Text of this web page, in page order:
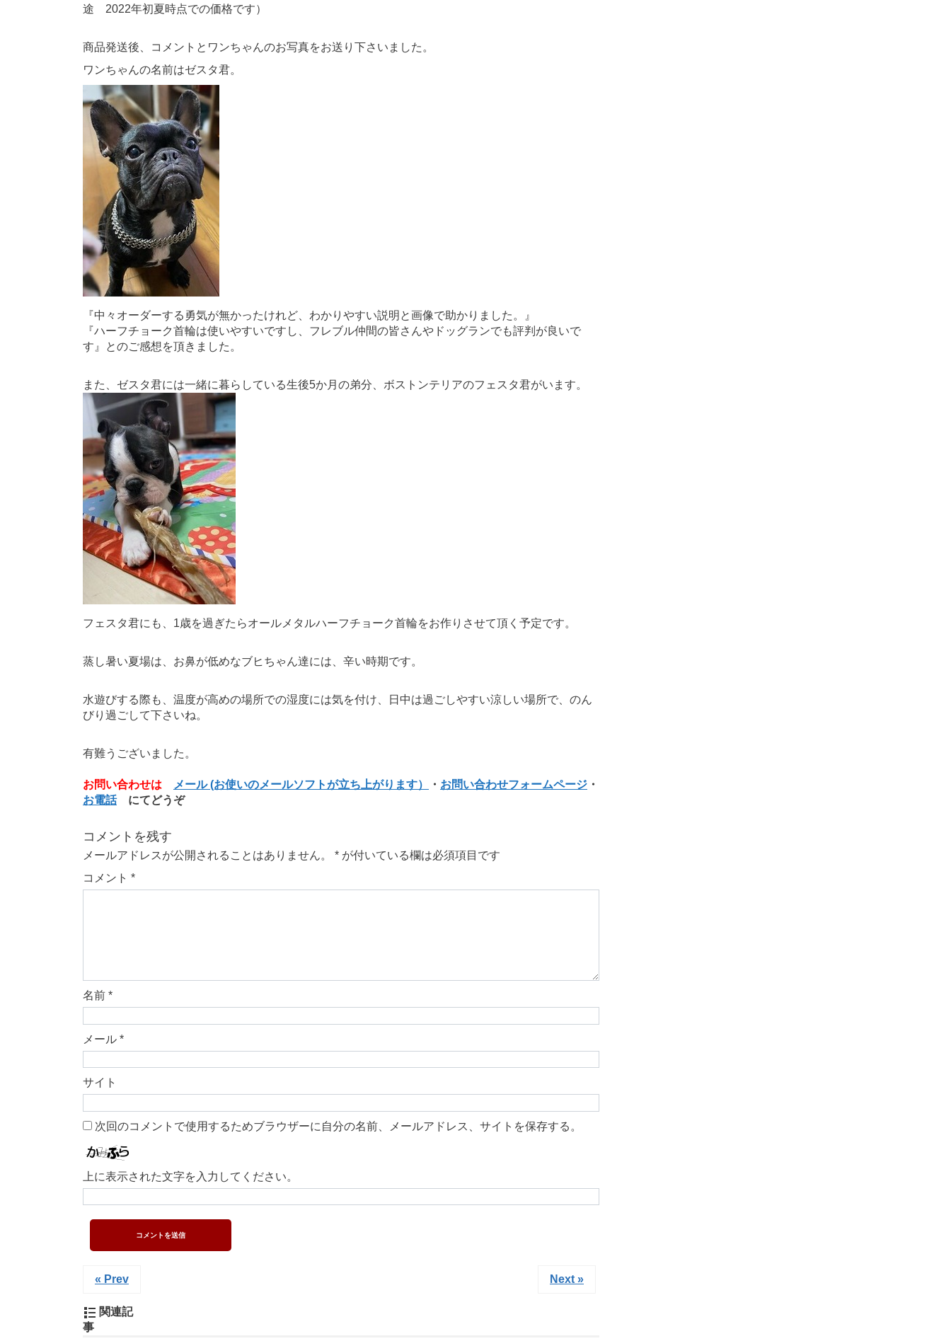
途 2022年初夏時点での価格です）
商品発送後、コメントとワンちゃんのお写真をお送り下さいました。
ワンちゃんの名前はゼスタ君。
『中々オーダーする勇気が無かったけれど、わかりやすい説明と画像で助かりました。』
『ハーフチョーク首輪は使いやすいですし、フレブル仲間の皆さんやドッグランでも評判が良いで
す』とのご感想を頂きました。
また、ゼスタ君には一緒に暮らしている生後5か月の弟分、ボストンテリアのフェスタ君がいます。
フェスタ君にも、1歳を過ぎたらオールメタルハーフチョーク首輪をお作りさせて頂く予定です。
蒸し暑い夏場は、お鼻が低めなブヒちゃん達には、辛い時期です。
水遊びする際も、温度が高めの場所での湿度には気を付け、日中は過ごしやすい涼しい場所で、のん
びり過ごして下さいね。
有難うございました。
お問い合わせは メール (お使いのメールソフトが立ち上がります） ・ お問い合わせフォームページ ・
お電話にてどうぞ
コメントを残す
メールアドレスが公開されることはありません。 * が付いている欄は必須項目です
コメント *
名前 *
メール *
サイト
次回のコメントで使用するためブラウザーに自分の名前、メールアドレス、サイトを保存する。
上に表示された文字を入力してください。
« Prev Next »
関連記
事